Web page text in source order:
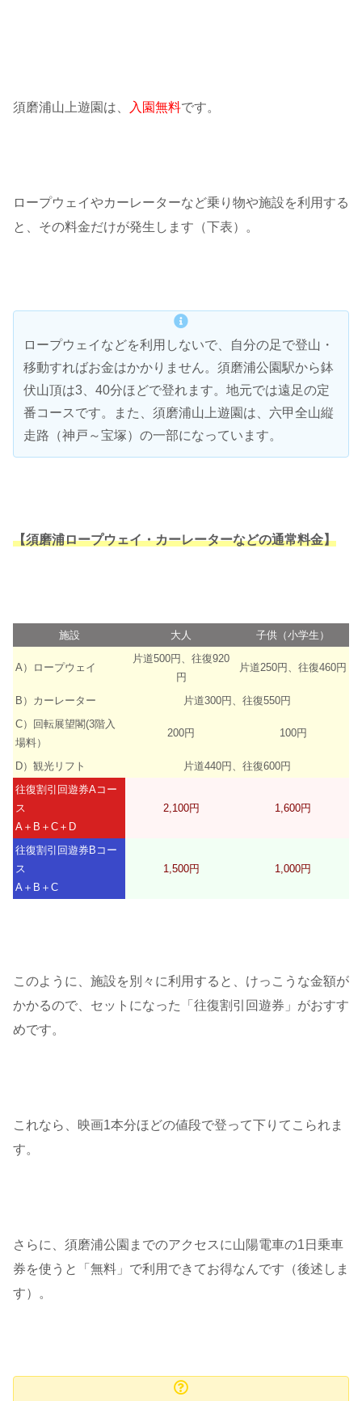
須磨浦山上遊園は、 入園無料です。
ロープウェイやカーレーターなど乗り物や施設を利用する
と、その料金だけが発生します（下表）。
ロープウェイなどを利用しないで、自分の足で登山・
移動すればお金はかかりません。須磨浦公園駅から鉢
伏山頂は3、40分ほどで登れます。地元では遠足の定
番コースです。また、須磨浦山上遊園は、六甲全山縦
走路（神戸～宝塚）の一部になっています。
【須磨浦ロープウェイ・カーレーターなどの通常料金】
施設 大人 子供（小学生）
A）ロープウェイ
片道500円、往復920
円
片道250円、往復460円
B）カーレーター
片道300円、往復550円
C）回転展望閣(3階入
場料）
200円 100円
D）観光リフト
片道440円、往復600円
往復割引回遊券Aコー
ス
A＋B＋C＋D
2,100円 1,600円
往復割引回遊券Bコー
ス
A＋B＋C
1,500円 1,000円
このように、施設を別々に利用すると、けっこうな金額が
かかるので、セットになった「往復割引回遊券」がおすす
めです。
これなら、映画1本分ほどの値段で登って下りてこられま
す。
さらに、須磨浦公園までのアクセスに山陽電車の1日乗車
券を使うと「無料」で利用できてお得なんです（後述しま
す）。